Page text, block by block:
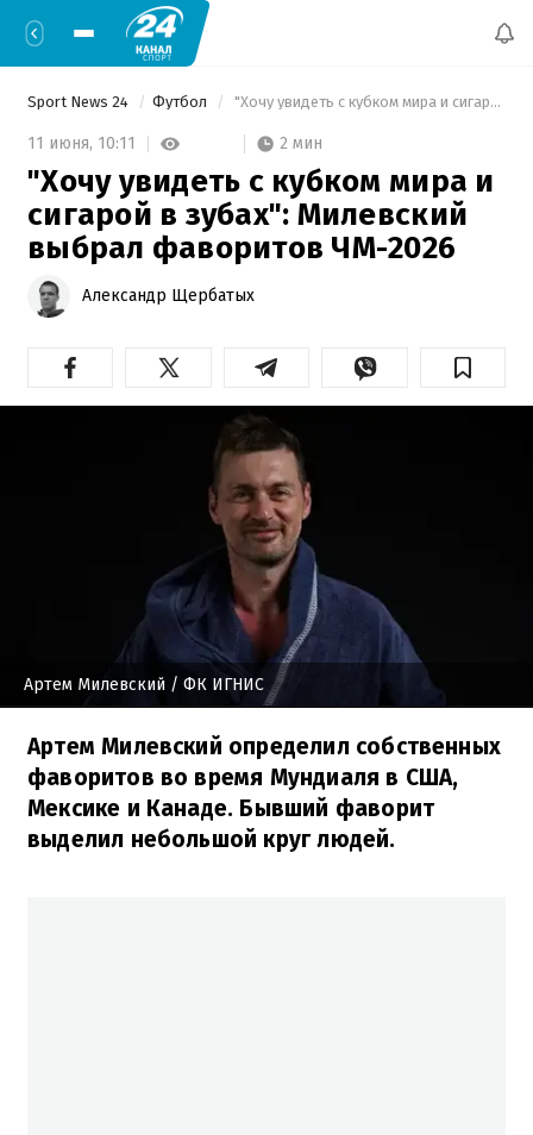
Sport News 24 Футбол "Хочу увидеть с кубком мира и сигарой в зубах": Милевский выбрал фаворитов ЧМ-2026
11 июня, 10:11 2 мин
"Хочу увидеть с кубком мира и
сигарой в зубах": Милевский
выбрал фаворитов ЧМ-2026
Александр Щербатых
Артем Милевский / ФК ИГНИС
Артем Милевский определил собственных
фаворитов во время Мундиаля в США,
Мексике и Канаде. Бывший фаворит
выделил небольшой круг людей.